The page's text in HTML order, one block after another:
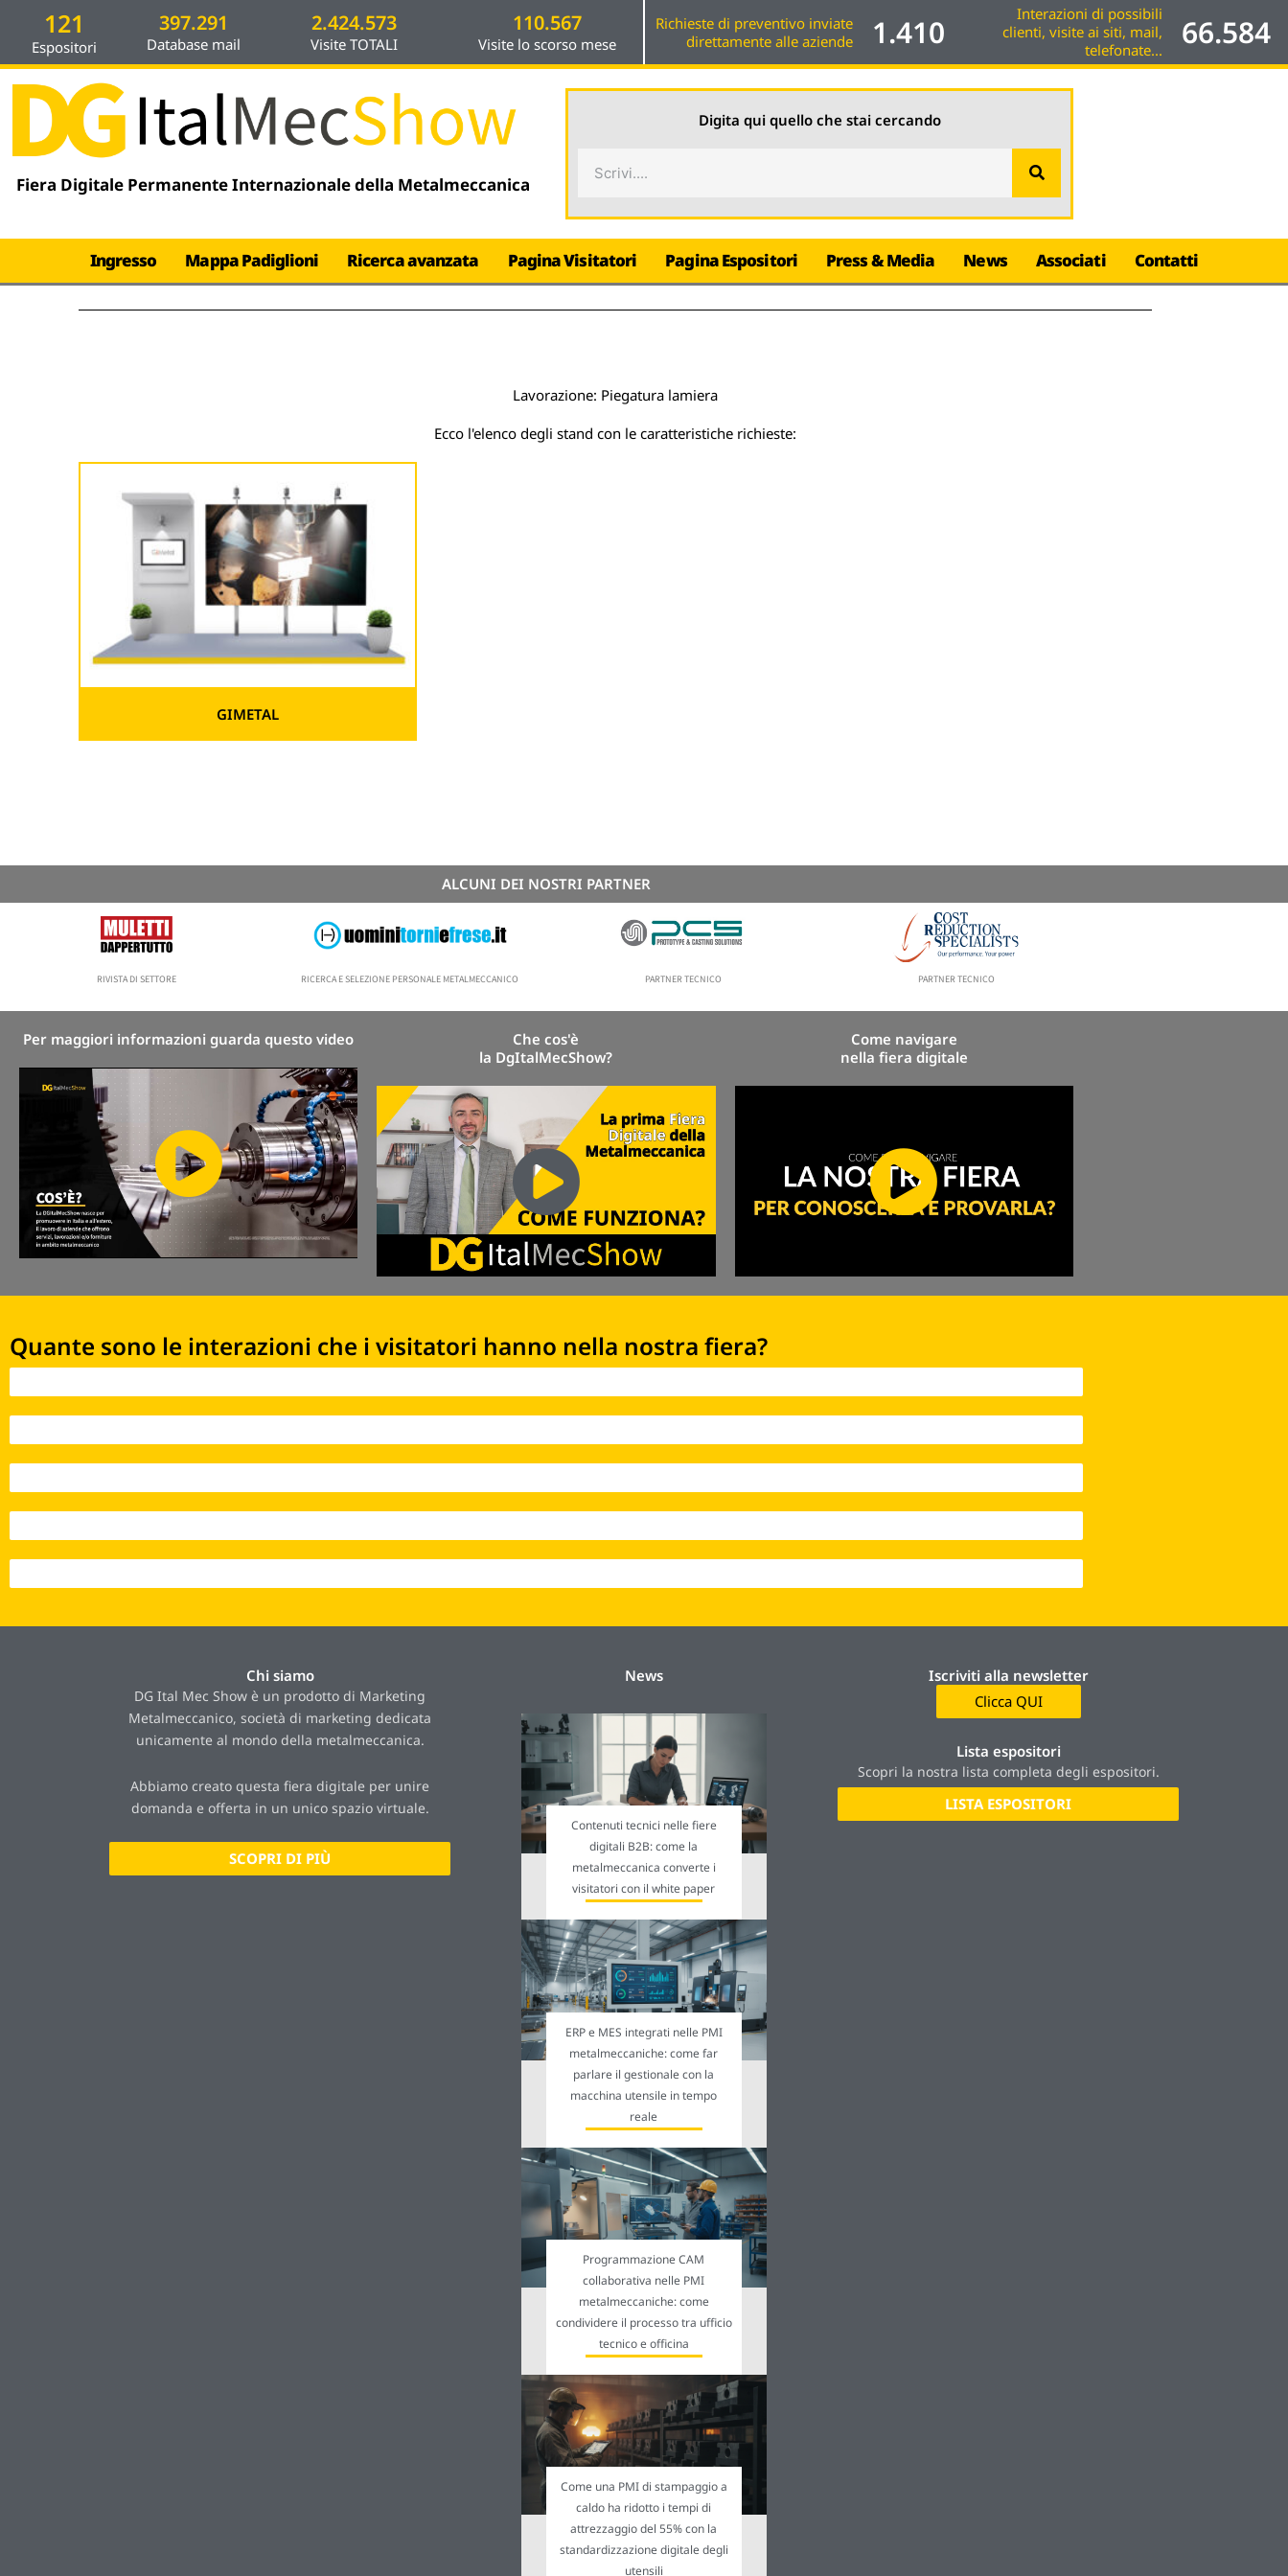
contenuto
121
Espositori
397.291
Database mail
2.424.573
Visite TOTALI
110.567
Visite lo scorso mese
Richieste di preventivo inviate
direttamente alle aziende
1.410
Interazioni di possibili
clienti, visite ai siti, mail,
telefonate...
66.584
Fiera Digitale Permanente Internazionale della Metalmeccanica
Digita qui quello che stai cercando
Ingresso Mappa Padiglioni Ricerca avanzata Pagina Visitatori Pagina Espositori Press & Media News Associati Contatti
Lavorazione: Piegatura lamiera
Ecco l'elenco degli stand con le caratteristiche richieste:
GIMETAL
ALCUNI DEI NOSTRI PARTNER
RIVISTA DI SETTORE RICERCA E SELEZIONE PERSONALE METALMECCANICO PARTNER TECNICO PARTNER TECNICO
Per maggiori informazioni guarda questo video
Che cos'è
la DgItalMecShow?
Come navigare
nella fiera digitale
Quante sono le interazioni che i visitatori hanno nella nostra fiera?
Chi siamo
DG Ital Mec Show è un prodotto di Marketing
Metalmeccanico, società di marketing dedicata
unicamente al mondo della metalmeccanica.
Abbiamo creato questa fiera digitale per unire
domanda e offerta in un unico spazio virtuale.
SCOPRI DI PIÙ
News
Contenuti tecnici nelle fiere
digitali B2B: come la
metalmeccanica converte i
visitatori con il white paper
ERP e MES integrati nelle PMI
metalmeccaniche: come far
parlare il gestionale con la
macchina utensile in tempo
reale
Programmazione CAM
collaborativa nelle PMI
metalmeccaniche: come
condividere il processo tra ufficio
tecnico e officina
Come una PMI di stampaggio a
caldo ha ridotto i tempi di
attrezzaggio del 55% con la
standardizzazione digitale degli
utensili
Iscriviti alla newsletter
Clicca QUI
Lista espositori
Scopri la nostra lista completa degli espositori.
LISTA ESPOSITORI